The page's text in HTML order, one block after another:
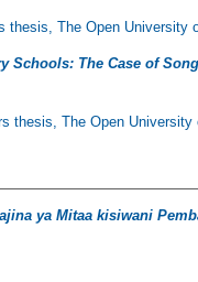
thesis, The Open University
Schools: The Case of
thesis, The Open University
ya Mitaa kisiwani